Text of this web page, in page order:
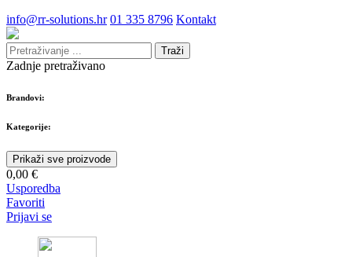
info@rr-solutions.hr 01 335 8796 Kontakt
Traži
Zadnje pretraživano
Brandovi:
Kategorije:
Prikaži sve proizvode
0,00 €
Usporedba
Favoriti
Prijavi se